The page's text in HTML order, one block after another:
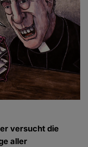
versucht die
aller